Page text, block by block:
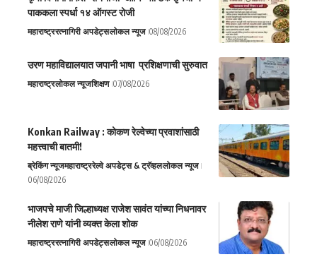
पाककला स्पर्धा १४ ऑगस्ट रोजी
महाराष्ट्ररत्नागिरी अपडेट्सलोकल न्यूज 08/08/2026
उरण महाविद्यालयात जपानी भाषा प्रशिक्षणाची सुरुवात
महाराष्ट्रलोकल न्यूजशिक्षण 07/08/2026
Konkan Railway : कोकण रेल्वेच्या प्रवाशांसाठी
महत्त्वाची बातमी!
ब्रेकिंग न्यूजमहाराष्ट्ररेल्वे अपडेट्स & ट्रॅव्हललोकल न्यूज
06/08/2026
भाजपचे माजी जिल्हाध्यक्ष राजेश सावंत यांच्या निधनावर
नीलेश राणे यांनी व्यक्त केला शोक
महाराष्ट्ररत्नागिरी अपडेट्सलोकल न्यूज 06/08/2026